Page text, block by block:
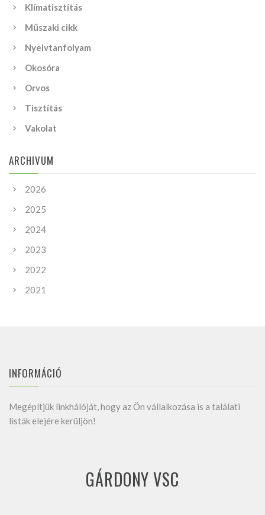
Klímatisztítás
Műszaki cikk
Nyelvtanfolyam
Okosóra
Orvos
Tisztítás
Vakolat
ARCHIVUM
2026
2025
2024
2023
2022
2021
INFORMÁCIÓ
Megépítjük linkhálóját, hogy az Ön vállalkozása is a találati
listák elejére kerüljön!
GÁRDONY VSC